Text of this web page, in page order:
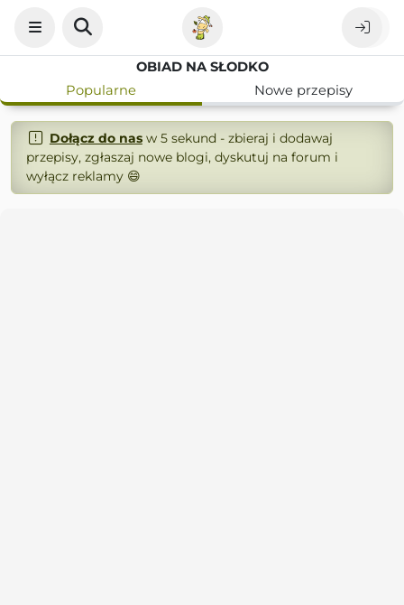
OBIAD NA SŁODKO
Popularne
Nowe przepisy
Dołącz do nasw 5 sekund - zbieraj i dodawaj
przepisy, zgłaszaj nowe blogi, dyskutuj na forum i
wyłącz reklamy 😄